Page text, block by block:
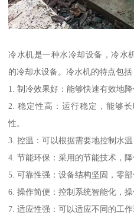
冷水机是一种水冷却设备，冷水
的冷却水设备。冷水机的特点包括
1. 制冷效果好：能够快速有效地
2. 稳定性高：运行稳定，能够
性。
3. 控温：可以根据需要地控制水温
4. 节能环保：采用的节能技术，
5. 可靠性强：设备结构坚固，零
6. 操作简便：控制系统智能化，
7. 适应性强：可以适应不同的工作